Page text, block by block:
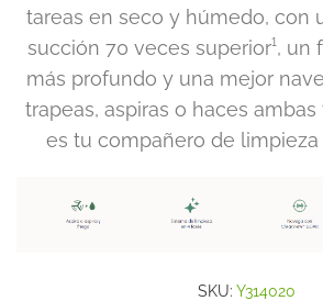
tareas en seco y húmedo, con
succión 70 veces superior¹, un
más profundo y una mejor
trapeas, aspiras o haces ambas
es tu compañero de limpieza
SKU: Y314020